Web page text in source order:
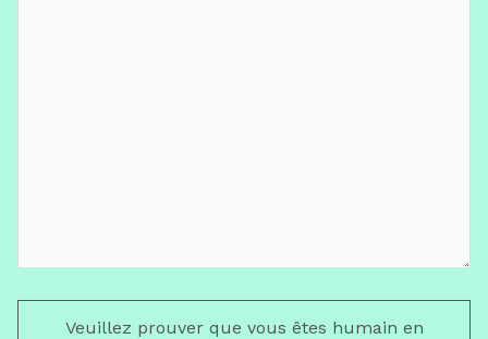
Veuillez prouver que vous êtes humain en